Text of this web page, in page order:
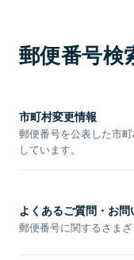
郵便番号検
市町村変更情報
郵便番号を公表した市
しています。
よくあるご質問・お問
郵便番号に関するさまざ